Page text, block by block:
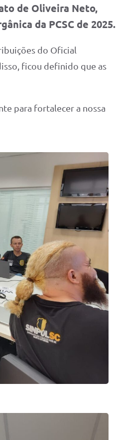
de Oliveira Neto,
da PCSC de 2025.
do Oficial
ficou definido que as
para fortalecer a nossa